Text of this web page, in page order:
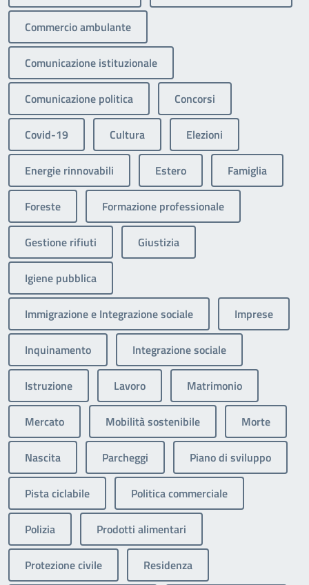
Commercio ambulante
Comunicazione istituzionale
Comunicazione politica Concorsi
Covid-19 Cultura Elezioni
Energie rinnovabili Estero Famiglia
Foreste Formazione professionale
Gestione rifiuti Giustizia
Igiene pubblica
Immigrazione e Integrazione sociale Imprese
Inquinamento Integrazione sociale
Istruzione Lavoro Matrimonio
Mercato Mobilità sostenibile Morte
Nascita Parcheggi Piano di sviluppo
Pista ciclabile Politica commerciale
Polizia Prodotti alimentari
Protezione civile Residenza